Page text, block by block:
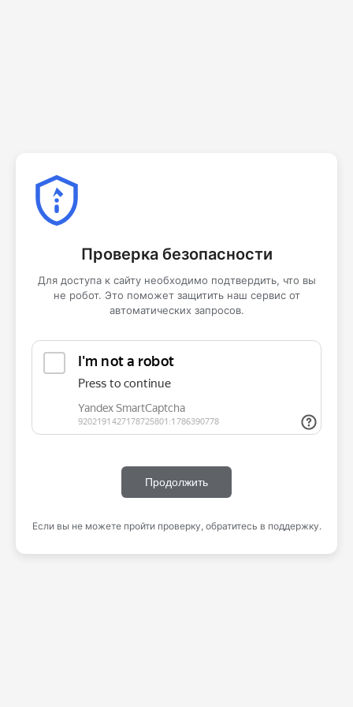
Проверка безопасности
Для доступа к сайту необходимо подтвердить, что вы
не робот. Это поможет защитить наш сервис от
автоматических запросов.
Продолжить
Если вы не можете пройти проверку, обратитесь в поддержку.